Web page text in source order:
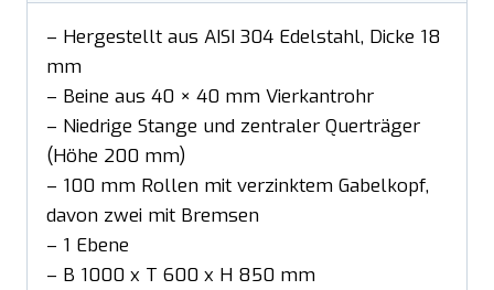
– Hergestellt aus AISI 304 Edelstahl, Dicke 18
mm
– Beine aus 40 × 40 mm Vierkantrohr
– Niedrige Stange und zentraler Querträger
(Höhe 200 mm)
– 100 mm Rollen mit verzinktem Gabelkopf,
davon zwei mit Bremsen
– 1 Ebene
– B 1000 x T 600 x H 850 mm